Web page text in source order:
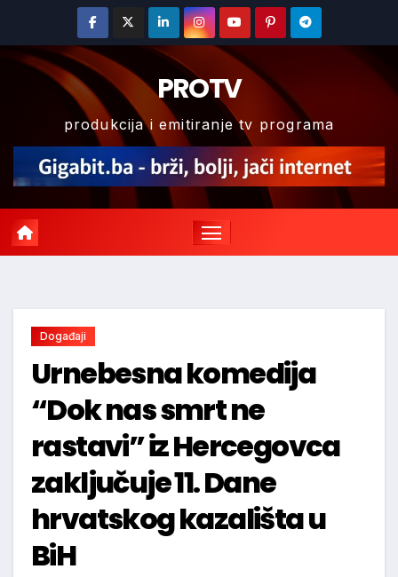
content
PROTV
produkcija i emitiranje tv programa
Događaji
Urnebesna komedija
“Dok nas smrt ne
rastavi” iz Hercegovca
zaključuje 11. Dane
hrvatskog kazališta u
BiH